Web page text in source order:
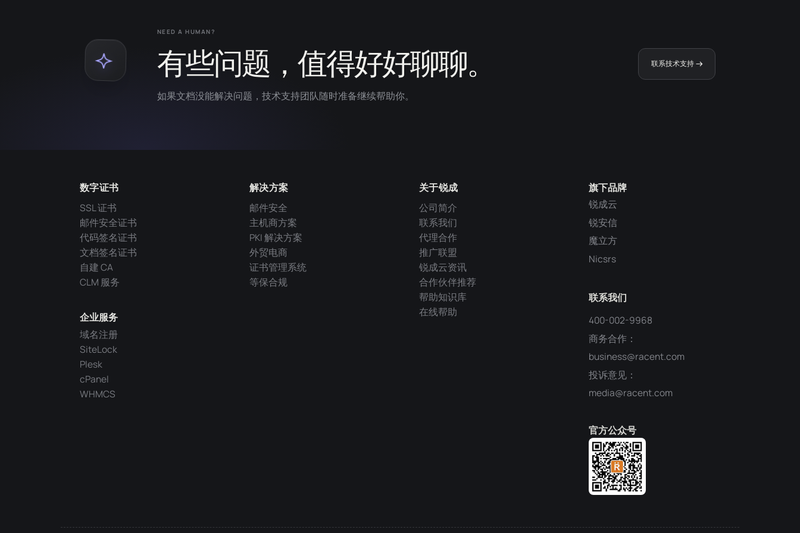
NEED A HUMAN?
有些问题，值得好好聊聊。
如果文档没能解决问题，技术支持团队随时准备继续帮助你。
联系技术支持
旗下品牌
锐成云
锐安信
魔立方
Nicsrs
联系我们
400-002-9968
商务合作：
business@racent.com
投诉意见：
media@racent.com
官方公众号
数字证书
SSL 证书
邮件安全证书
代码签名证书
文档签名证书
自建 CA
CLM 服务
企业服务
域名注册
SiteLock
Plesk
cPanel
WHMCS
解决方案
邮件安全
主机商方案
PKI 解决方案
外贸电商
证书管理系统
等保合规
关于锐成
公司简介
联系我们
代理合作
推广联盟
锐成云资讯
合作伙伴推荐
帮助知识库
在线帮助